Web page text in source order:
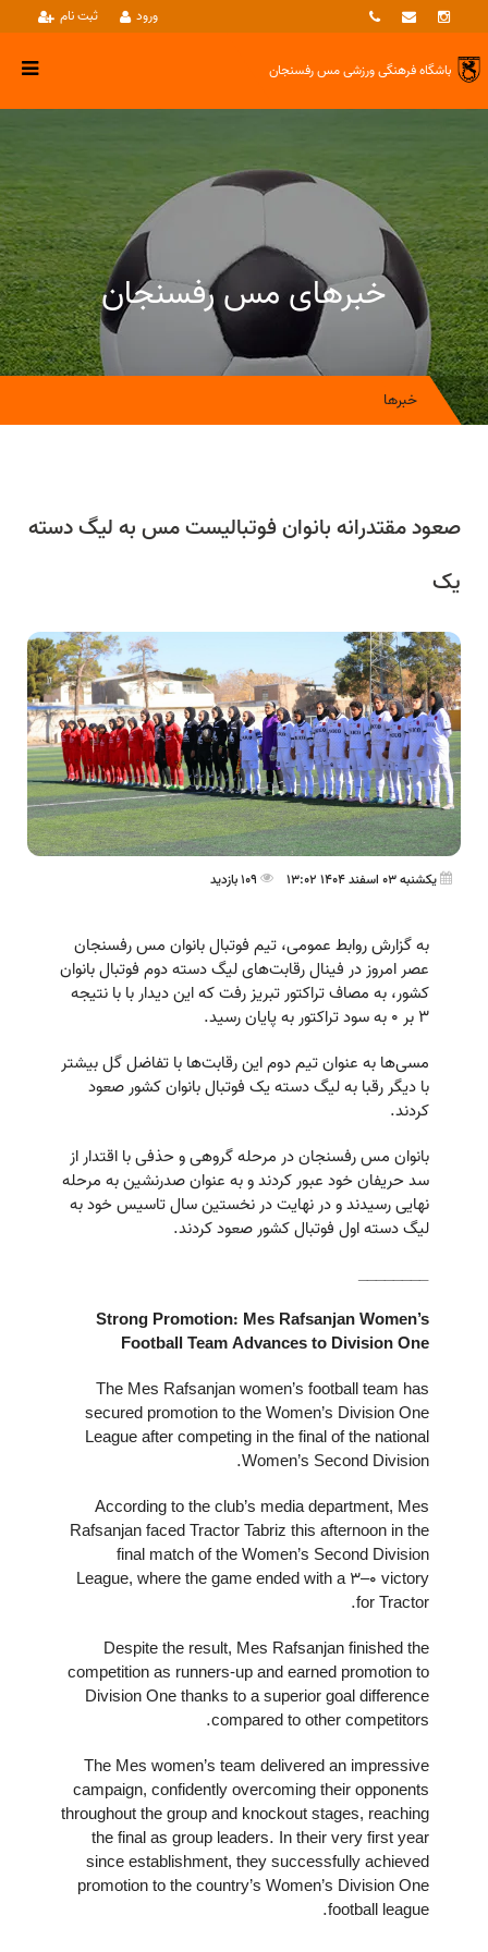
ثبت نام ورود
باشگاه فرهنگی ورزشیمس رفسنجان
خبرهای مس رفسنجان
خبرها
صعود مقتدرانه بانوان فوتبالیست مس به لیگ دسته
یک
یکشنبه 03 اسفند 1404 13:02
به گزارش روابط عمومی، تیم فوتبال بانوان مس رفسنجان
عصر امروز در فینال رقابت‌‌های لیگ دسته دوم فوتبال بانوان
کشور، به مصاف تراکتور تبریز رفت که این دیدار با با نتیجه
۳ بر ۰ به سود تراکتور به پایان رسید.
مسی‌ها به عنوان تیم دوم این رقابت‌ها با تفاضل گل بیشتر
با دیگر رقبا به لیگ دسته یک فوتبال بانوان کشور صعود
کردند.
بانوان مس رفسنجان در مرحله گروهی و حذفی با اقتدار از
سد حریفان خود عبور کردند و به عنوان صدرنشین به مرحله
نهایی رسیدند و در نهایت در نخستین سال تاسیس خود به
لیگ دسته اول فوتبال کشور صعود کردند.
________
Strong Promotion: Mes Rafsanjan Women’s
Football Team Advances to Division One
The Mes Rafsanjan women’s football team has
secured promotion to the Women’s Division One
League after competing in the final of the national
Women’s Second Division.
According to the club’s media department, Mes
Rafsanjan faced Tractor Tabriz this afternoon in the
final match of the Women’s Second Division
League, where the game ended with a 3–0 victory
for Tractor.
Despite the result, Mes Rafsanjan finished the
competition as runners-up and earned promotion to
Division One thanks to a superior goal difference
compared to other competitors.
The Mes women’s team delivered an impressive
campaign, confidently overcoming their opponents
throughout the group and knockout stages, reaching
the final as group leaders. In their very first year
since establishment, they successfully achieved
promotion to the country’s Women’s Division One
football league.